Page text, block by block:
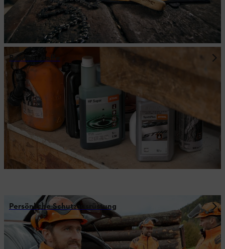
Betriebsstoffe
Persönliche Schutzausrüstung